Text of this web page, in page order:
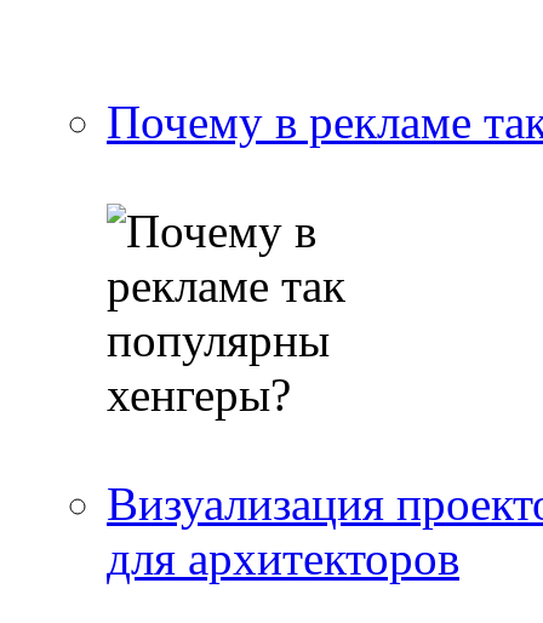
Почему в рекламе
Визуализация
для архитекторов